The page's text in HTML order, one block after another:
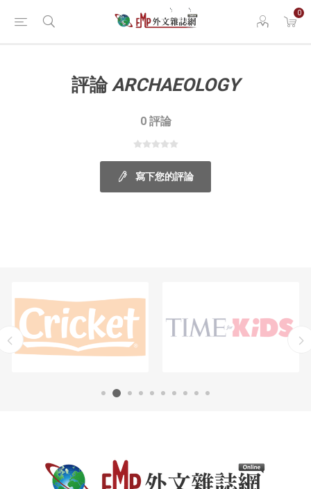
0
評論ARCHAEOLOGY
0 評論
寫下您的評論